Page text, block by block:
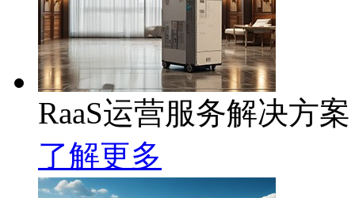
RaaS运营服务解决方案
了解更多